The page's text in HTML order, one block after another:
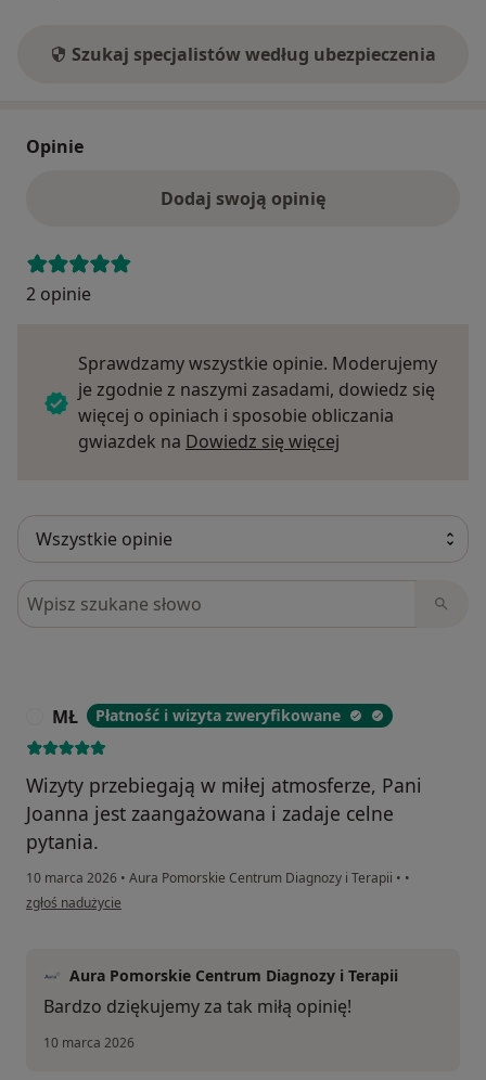
Szukaj specjalistów według ubezpieczenia
Opinie
Dodaj swoją opinię
2 opinie
Sprawdzamy wszystkie opinie. Moderujemy
je zgodnie z naszymi zasadami, dowiedz się
więcej o opiniach i sposobie obliczania
gwiazdek na Dowiedz się więcej
Szukaj w opiniach
MŁ Płatność i wizyta zweryfikowane
Wizyty przebiegają w miłej atmosferze, Pani
Joanna jest zaangażowana i zadaje celne
pytania.
10 marca 2026 • Aura Pomorskie Centrum Diagnozy i Terapii • •
w opinii użytkownika MŁ
zgłoś nadużycie
Aura Pomorskie Centrum Diagnozy i Terapii
Bardzo dziękujemy za tak miłą opinię!
10 marca 2026